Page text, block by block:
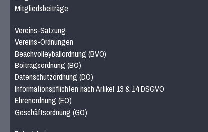
Mitgliedsbeiträge
Vereins-Satzung
Vereins-Ordnungen
Beachvolleyballordnung (BVO)
Beitragsordnung (BO)
Datenschutzordnung (DO)
Informationspflichten nach Artikel 13 & 14 DSGVO
Ehrenordnung (EO)
Geschäftsordnung (GO)